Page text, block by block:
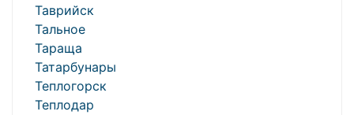
Таврийск
Тальное
Тараща
Татарбунары
Теплогорск
Теплодар